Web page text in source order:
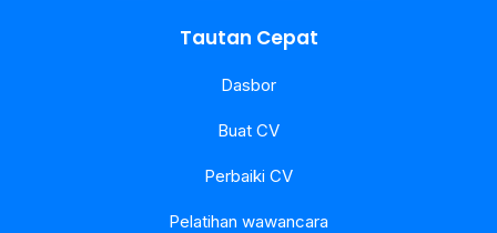
Tautan Cepat
Dasbor
Buat CV
Perbaiki CV
Pelatihan wawancara